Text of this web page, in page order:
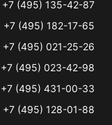
+7 (495) 135-42-87
+7 (495) 182-17-65
+7 (495) 021-25-26
+7 (495) 023-42-98
+7 (495) 431-00-33
+7 (495) 128-01-88